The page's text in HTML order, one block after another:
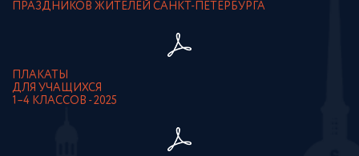
ПРАЗДНИКОВ ЖИТЕЛЕЙ САНКТ-ПЕТЕРБУРГА
ПЛАКАТЫ
ДЛЯ УЧАЩИХСЯ
1–4 КЛАССОВ - 2025